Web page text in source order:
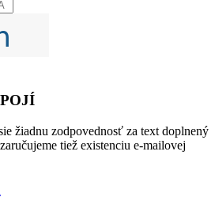
žiadnu zodpovednosť za text doplnený
tiež existenciu e-mailovej